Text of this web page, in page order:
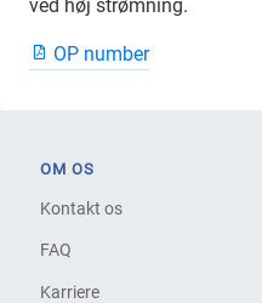
ved høj strømning.
OP number
OM OS
Kontakt os
FAQ
Karriere